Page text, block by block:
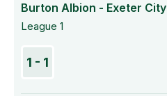
Burton Albion - Exeter City
League 1
1 - 1